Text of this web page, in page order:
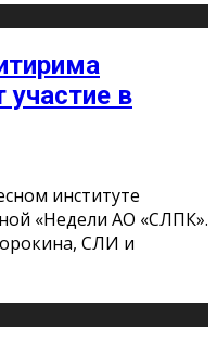
в
институте
«Недели АО «СЛПК».
СЛИ и